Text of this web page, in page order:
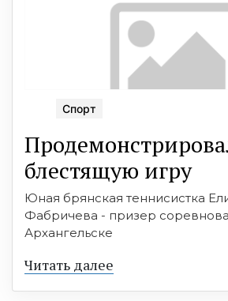
Спорт
блестящую игру
Юная брянская теннисистка
Фабричева - призер
Архангельске
Читать далее